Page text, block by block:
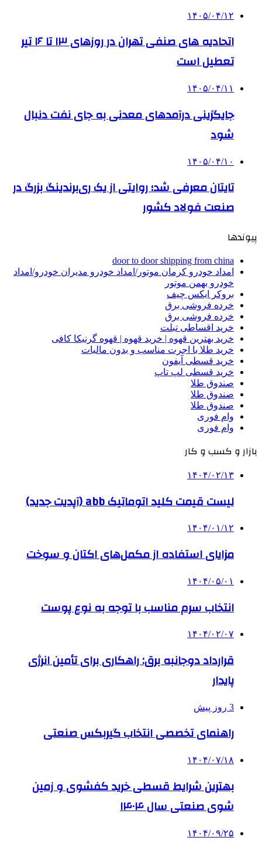
۱۴۰۵/۰۴/۱۲
اتحادیه های صنفی تهران در روزهای ۱۳ تا ۱۶ تیر
تعطیل است
۱۴۰۵/۰۴/۱۱
جایگزینی درآمدهای معدنی به جای نفت دنبال
شود
۱۴۰۵/۰۴/۱۰
تایتان معرفی شد؛ روایتی از یک ری‌برندینگ بزرگ در
صنعت فولاد کشور
پیوندها
door to door shipping from china
امداد خودرو کرمان موتور/امداد خودرو مدیران خودرو/امداد
خودرو بهمن موتور
بروکر ایکس چیف
خرده فروشی برق
خرده فروشی برق
خرید اقساطی تبلت
خرید بهترین قهوه | خرید قهوه | قهوه گرنیکا کافی
خرید طلا با اجرت مناسب و بدون مالیات
خرید قسطی آیفون
خرید قسطی لپ تاپ
صندوق طلا
صندوق طلا
صندوق طلا
وام فوری
وام فوری
بازار و کسب و کار
۱۴۰۴/۰۲/۱۳
لیست قیمت کلید اتوماتیک abb (آپدیت جدید)
۱۴۰۴/۰۱/۱۲
مزایای استفاده از مکمل‌های اکتان و سوخت
۱۴۰۴/۰۵/۰۱
انتخاب سرم مناسب با توجه به نوع پوست
۱۴۰۴/۰۲/۰۷
قرارداد دوجانبه برق: راهکاری برای تأمین انرژی
پایدار
3 روز پیش
راهنمای تخصصی انتخاب گیربکس صنعتی
۱۴۰۴/۰۷/۱۸
بهترین شرایط قسطی خرید کفشوی و زمین
شوی صنعتی سال ۱۴۰۴
۱۴۰۴/۰۹/۲۵